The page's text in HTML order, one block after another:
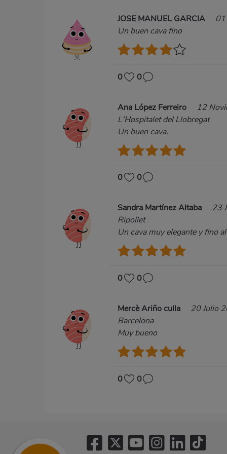
JOSE MANUEL GARCIA
Un buen cava fino
0 0
Ana López Ferreiro
12
L'Hospitalet del Llobregat
Un buen cava.
0 0
Sandra Martínez Altaba
23
Ripollet
Un cava muy elegante y fino
0 0
Mercè Ariño culla
20 Julio
Barcelona
Muy bueno
0 0